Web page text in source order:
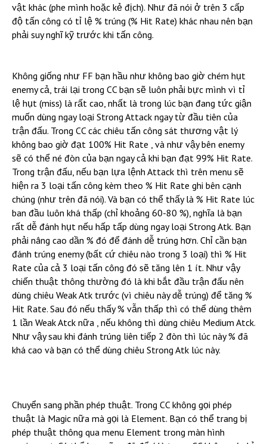
vật khác (phe mình hoặc kẻ địch). Như đã nói ở trên 3 cấp
độ tấn công có tỉ lệ % trúng (% Hit Rate) khác nhau nên bạn
phải suy nghĩ kỹ trước khi tấn công.
Không giống như FF bạn hầu như không bao giờ chém hụt
enemy cả, trái lại trong CC bạn sẽ luôn phải bực mình vì tỉ
lệ hụt (miss) là rất cao, nhất là trong lúc bạn đang tức giận
muốn dùng ngay loại Strong Attack ngay từ đầu tiên của
trận đấu. Trong CC các chiêu tấn công sát thương vật lý
không bao giờ đạt 100% Hit Rate , và như vậy bên enemy
sẽ có thể né đòn của bạn ngay cả khi bạn đạt 99% Hit Rate.
Trong trận đấu, nếu bạn lựa lệnh Attack thì trên menu sẽ
hiện ra 3 loại tấn công kèm theo % Hit Rate ghi bên cạnh
chúng (như trên đã nói). Và bạn có thể thấy là % Hit Rate lúc
ban đầu luôn khá thấp (chỉ khoảng 60-80 %), nghĩa là bạn
rất dễ đánh hụt nếu hấp tấp dùng ngay loại Strong Atk. Bạn
phải nâng cao dần % đó để đánh dễ trúng hơn. Chỉ cần bạn
đánh trúng enemy (bất cứ chiêu nào trong 3 loại) thì % Hit
Rate của cả 3 loại tấn công đó sẽ tăng lên 1 ít. Như vậy
chiến thuật thông thường đó là khi bắt đầu trận đấu nên
dùng chiêu Weak Atk trước (vì chiêu này dễ trúng) để tăng %
Hit Rate. Sau đó nếu thấy % vẫn thấp thì có thể dùng thêm
1 lần Weak Atck nữa , nếu không thì dùng chiêu Medium Atck.
Như vậy sau khi đánh trúng liên tiếp 2 đòn thì lúc này % đã
khá cao và bạn có thể dùng chiêu Strong Atk lúc này.
Chuyển sang phần phép thuật. Trong CC không gọi phép
thuật là Magic nữa mà gọi là Element. Bạn có thể trang bị
phép thuật thông qua menu Element trong màn hình